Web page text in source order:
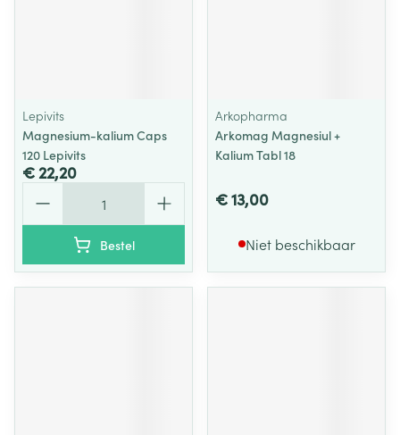
Lepivits
Magnesium-kalium Caps
120 Lepivits
€ 22,20
Bestel
Arkopharma
Arkomag Magnesiul +
Kalium Tabl 18
€ 13,00
Niet beschikbaar